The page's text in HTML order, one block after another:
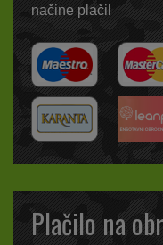
načine plačil
Plačilo na